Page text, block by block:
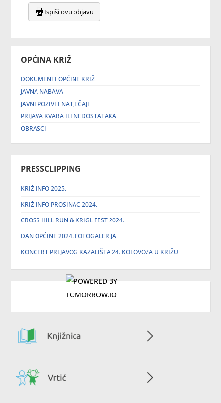
OPĆINA KRIŽ
DOKUMENTI OPĆINE KRIŽ
JAVNA NABAVA
JAVNI POZIVI I NATJEČAJI
PRIJAVA KVARA ILI NEDOSTATAKA
OBRASCI
PRESSCLIPPING
KRIŽ INFO 2025.
KRIŽ INFO PROSINAC 2024.
CROSS HILL RUN & KRIGL FEST 2024.
DAN OPĆINE 2024. FOTOGALERIJA
KONCERT PRLJAVOG KAZALIŠTA 24. KOLOVOZA U KRIŽU
Ispiši ovu objavu